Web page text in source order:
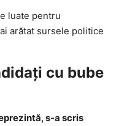
luate pentru
arătat sursele politice
cu bube
s-a scris